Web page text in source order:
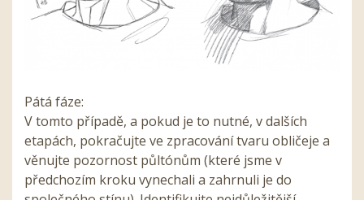
Pátá fáze:
V tomto případě, a pokud je to nutné, v dalších
etapách, pokračujte ve zpracování tvaru obličeje a
věnujte pozornost půltónům (které jsme v
předchozím kroku vynechali a zahrnuli je do